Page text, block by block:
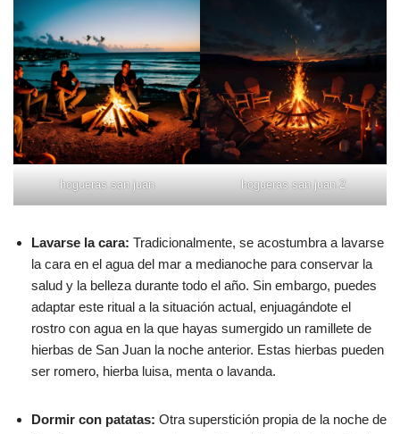
hogueras san juan hogueras san juan 2
Lavarse la cara: Tradicionalmente, se acostumbra a lavarse
la cara en el agua del mar a medianoche para conservar la
salud y la belleza durante todo el año. Sin embargo, puedes
adaptar este ritual a la situación actual, enjuagándote el
rostro con agua en la que hayas sumergido un ramillete de
hierbas de San Juan la noche anterior. Estas hierbas pueden
ser romero, hierba luisa, menta o lavanda.
Dormir con patatas: Otra superstición propia de la noche de